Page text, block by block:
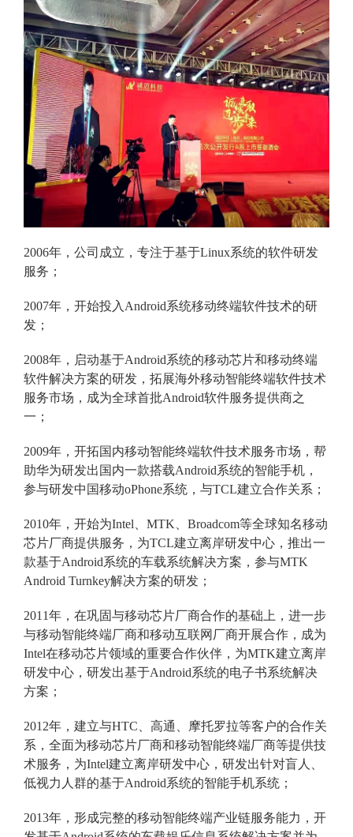
2006年，公司成立，专注于基于Linux系统的软件研发
服务；
2007年，开始投入Android系统移动终端软件技术的研
发；
2008年，启动基于Android系统的移动芯片和移动终端
软件解决方案的研发，拓展海外移动智能终端软件技术
服务市场，成为全球首批Android软件服务提供商之
一；
2009年，开拓国内移动智能终端软件技术服务市场，帮
助华为研发出国内一款搭载Android系统的智能手机，
参与研发中国移动oPhone系统，与TCL建立合作关系；
2010年，开始为Intel、MTK、Broadcom等全球知名移动
芯片厂商提供服务，为TCL建立离岸研发中心，推出一
款基于Android系统的车载系统解决方案，参与MTK
Android Turnkey解决方案的研发；
2011年，在巩固与移动芯片厂商合作的基础上，进一步
与移动智能终端厂商和移动互联网厂商开展合作，成为
Intel在移动芯片领域的重要合作伙伴，为MTK建立离岸
研发中心，研发出基于Android系统的电子书系统解决
方案；
2012年，建立与HTC、高通、摩托罗拉等客户的合作关
系，全面为移动芯片厂商和移动智能终端厂商等提供技
术服务，为Intel建立离岸研发中心，研发出针对盲人、
低视力人群的基于Android系统的智能手机系统；
2013年，形成完整的移动智能终端产业链服务能力，开